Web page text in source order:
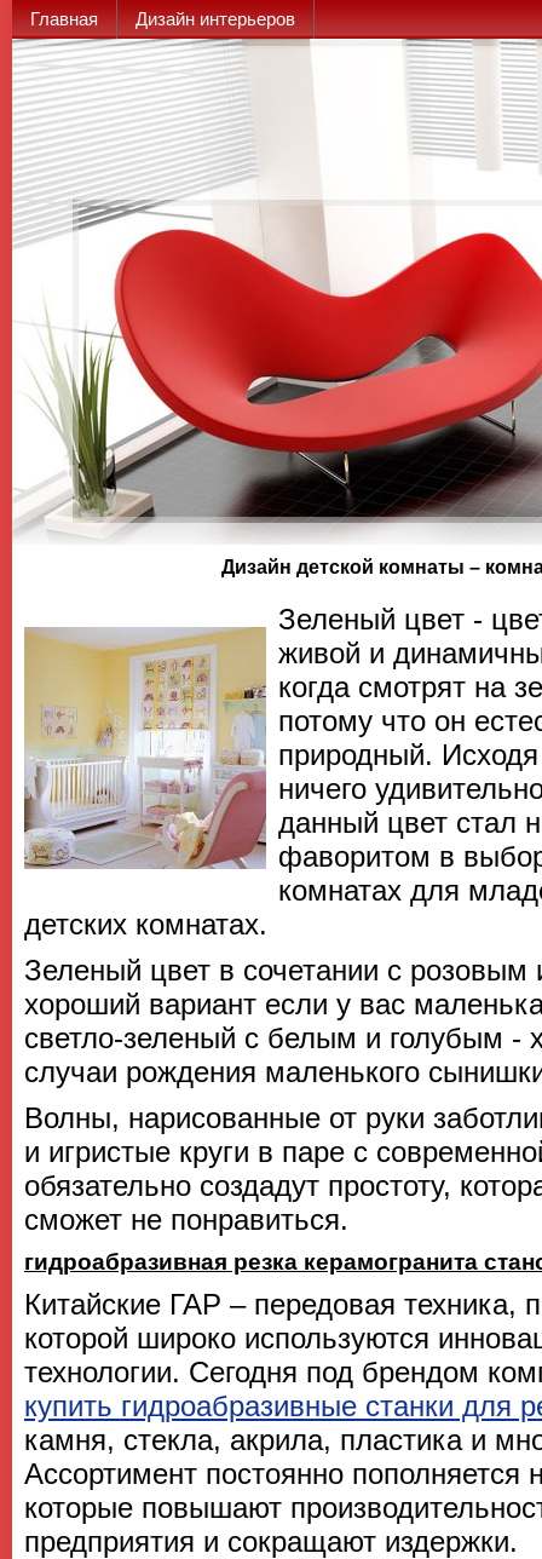
Главная Дизайн интерьеров
Дизайн детской комнаты –
Зеленый цвет -
живой и
когда смотрят на
потому что он
природный. Исходя
ничего
данный цвет стал
фаворитом в
комнатах для
детских комнатах.
Зеленый цвет в сочетании с
хороший вариант если у вас
светло-зеленый с белым и голубым -
случаи рождения маленького
Волны, нарисованные от руки
и игристые круги в паре с
обязательно создадут простоту,
сможет не понравиться.
гидроабразивная резка керамогранита
Китайские ГАР – передовая техника,
которой широко используются
технологии. Сегодня под брендом
купить гидроабразивные станки для
камня, стекла, акрила, пластика и
Ассортимент постоянно
которые повышают
предприятия и сокращают издержки.